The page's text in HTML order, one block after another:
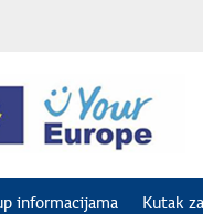
informacijama Kutak